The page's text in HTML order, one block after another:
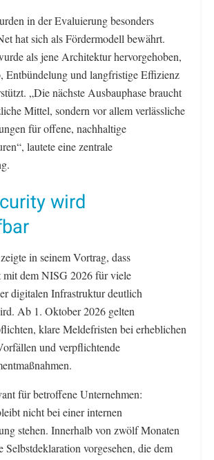
in der Evaluierung besonders
hat sich als Fördermodell bewährt.
als jene Architektur hervorgehoben,
Entbündelung und langfristige Effizienz
„Die nächste Ausbauphase braucht
Mittel, sondern vor allem verlässliche
für offene, nachhaltige
lautete eine zentrale
wird
in seinem Vortrag, dass
mit dem NISG 2026 für viele
digitalen Infrastruktur deutlich
Ab 1. Oktober 2026 gelten
klare Meldefristen bei erheblichen
und verpflichtende
für betroffene Unternehmen:
nicht bei einer internen
stehen. Innerhalb von zwölf Monaten
Selbstdeklaration vorgesehen, die dem